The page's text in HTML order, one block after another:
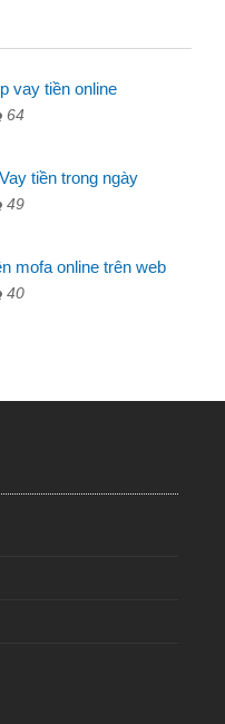
là
trả
vay tiền online
64
tiền trong ngày
49
mofa online trên web
40